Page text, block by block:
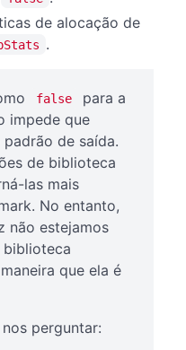
de alocação de
.
false
para a
impede que
de saída.
de biblioteca
las mais
No entanto,
não estejamos
biblioteca
que ela é
perguntar: